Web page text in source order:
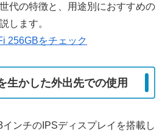
代の特徴と、用途別におすすめの
します。
256GBをチェック
生かした外出先での使用
ンチのIPSディスプレイを搭載し